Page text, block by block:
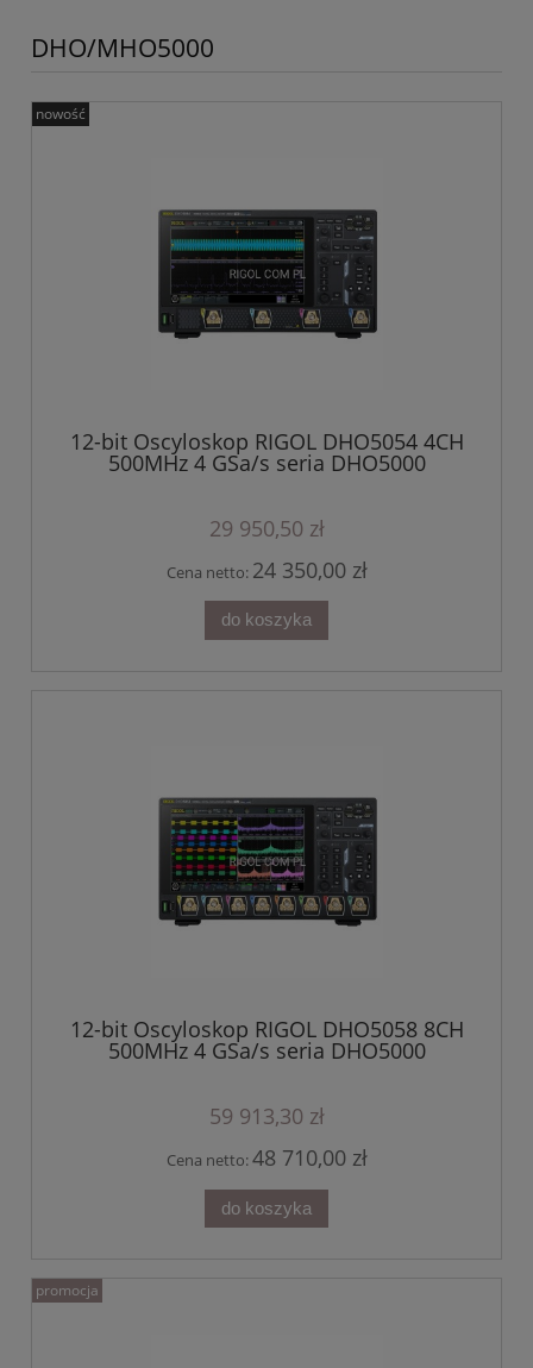
DHO/MHO5000
12-bit Oscyloskop RIGOL DHO5054 4CH
500MHz 4 GSa/s seria DHO5000
29 950,50 zł
Cena netto: 24 350,00 zł
do koszyka
nowość
12-bit Oscyloskop RIGOL DHO5058 8CH
500MHz 4 GSa/s seria DHO5000
59 913,30 zł
Cena netto:48 710,00 zł
do koszyka
promocja